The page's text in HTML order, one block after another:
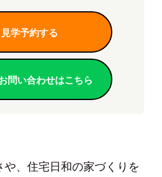
見学予約する
問い合わせはこちら
や、住宅日和の家づくりを